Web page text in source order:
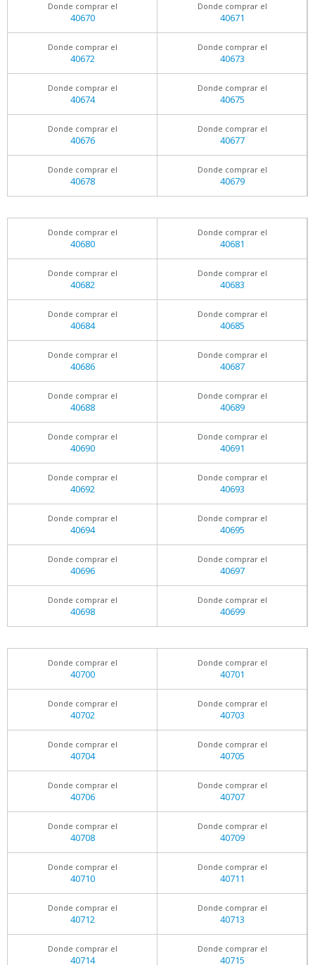
Donde comprar el
40670
Donde comprar el
40671
Donde comprar el
40672
Donde comprar el
40673
Donde comprar el
40674
Donde comprar el
40675
Donde comprar el
40676
Donde comprar el
40677
Donde comprar el
40678
Donde comprar el
40679
Donde comprar el
40680
Donde comprar el
40681
Donde comprar el
40682
Donde comprar el
40683
Donde comprar el
40684
Donde comprar el
40685
Donde comprar el
40686
Donde comprar el
40687
Donde comprar el
40688
Donde comprar el
40689
Donde comprar el
40690
Donde comprar el
40691
Donde comprar el
40692
Donde comprar el
40693
Donde comprar el
40694
Donde comprar el
40695
Donde comprar el
40696
Donde comprar el
40697
Donde comprar el
40698
Donde comprar el
40699
Donde comprar el
40700
Donde comprar el
40701
Donde comprar el
40702
Donde comprar el
40703
Donde comprar el
40704
Donde comprar el
40705
Donde comprar el
40706
Donde comprar el
40707
Donde comprar el
40708
Donde comprar el
40709
Donde comprar el
40710
Donde comprar el
40711
Donde comprar el
40712
Donde comprar el
40713
Donde comprar el
40714
Donde comprar el
40715